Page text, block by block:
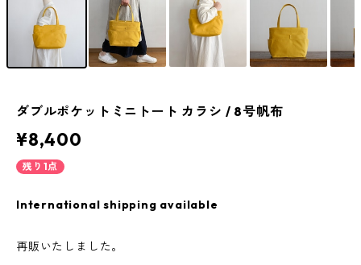
ダブルポケットミニトート カラシ / 8号帆布
¥8,400
残り1点
International shipping available
再販いたしました。